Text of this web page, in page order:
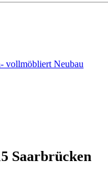
vollmöbliert Neubau
Saarbrücken